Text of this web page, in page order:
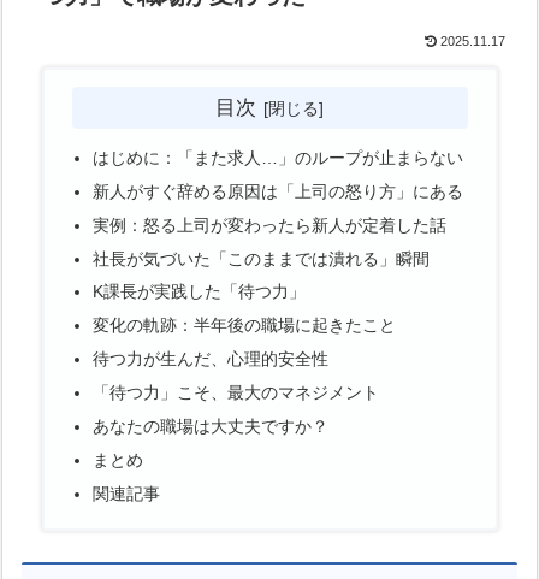
2025.11.17
目次
はじめに：「また求人…」のループが止まらない
新人がすぐ辞める原因は「上司の怒り方」にある
実例：怒る上司が変わったら新人が定着した話
社長が気づいた「このままでは潰れる」瞬間
K課長が実践した「待つ力」
変化の軌跡：半年後の職場に起きたこと
待つ力が生んだ、心理的安全性
「待つ力」こそ、最大のマネジメント
あなたの職場は大丈夫ですか？
まとめ
関連記事